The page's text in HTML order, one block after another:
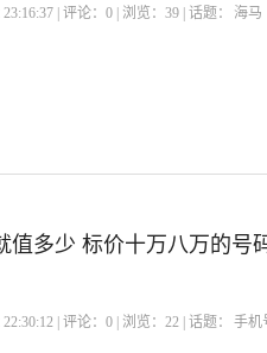
| 评论：0 | 浏览：39 | 话题： 海马
值多少 标价十万八万的号
| 评论：0 | 浏览：22 | 话题： 手机